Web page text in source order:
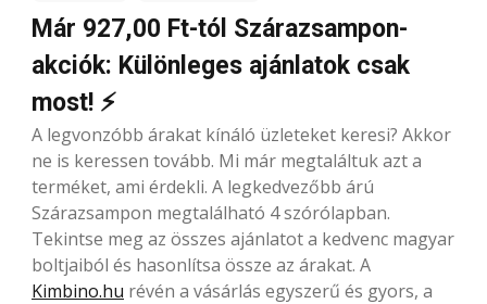
Már 927,00 Ft-tól Szárazsampon-
akciók: Különleges ajánlatok csak
most! ⚡
A legvonzóbb árakat kínáló üzleteket keresi? Akkor
ne is keressen tovább. Mi már megtaláltuk azt a
terméket, ami érdekli. A legkedvezőbb árú
Szárazsampon megtalálható 4 szórólapban.
Tekintse meg az összes ajánlatot a kedvenc magyar
boltjaiból és hasonlítsa össze az árakat. A
Kimbino.hu révén a vásárlás egyszerű és gyors, a